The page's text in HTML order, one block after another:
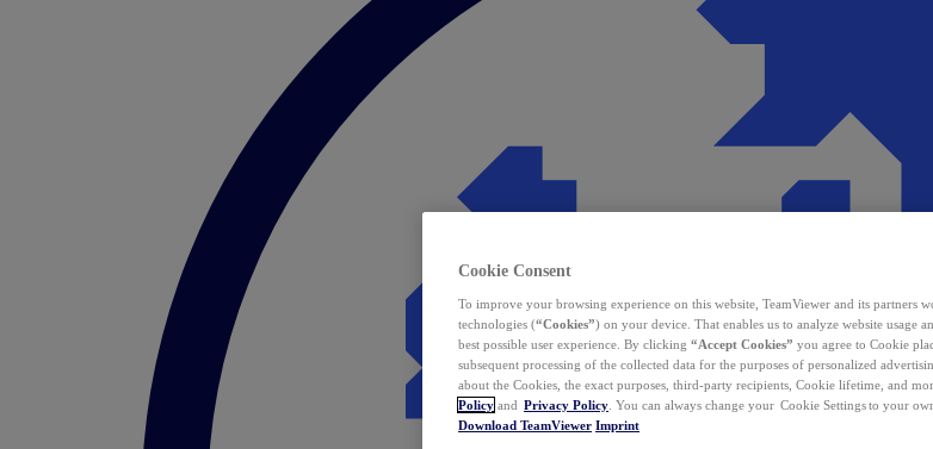
Cookie Consent
To improve your browsing experience on this website, TeamViewer and its partners
technologies (“Cookies”) on your device. That enables us to analyze website usage
best possible user experience. By clicking “Accept Cookies” you agree to Cookie
subsequent processing of the collected data for the purposes of personalized
about the Cookies, the exact purposes, third-party recipients, Cookie lifetime, and
Policy and Privacy Policy . You can always change your Cookie Settings to your
Download TeamViewer Imprint